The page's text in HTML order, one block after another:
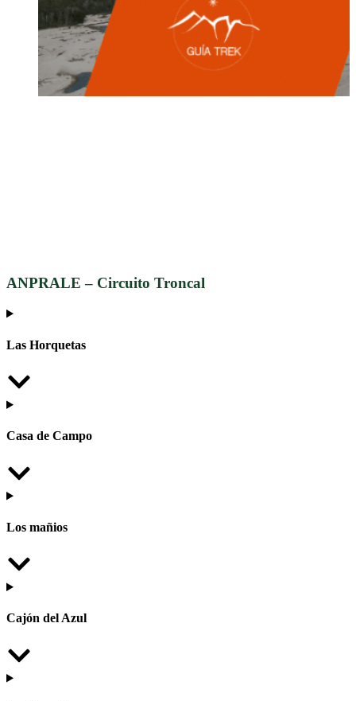
ANPRALE – Circuito Troncal
Las Horquetas
Casa de Campo
Los mañios
Cajón del Azul